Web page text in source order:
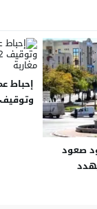
صعود
إحباط